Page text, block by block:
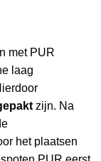
met PUR
laag
zijn. Na
het plaatsen